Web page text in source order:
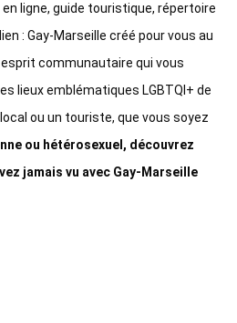
ligne, guide touristique, répertoire
: Gay-Marseille créé pour vous au
communautaire qui vous
lieux emblématiques LGBTQI+ de
ou un touriste, que vous soyez
ou hétérosexuel, découvrez
jamais vu avec Gay-Marseille